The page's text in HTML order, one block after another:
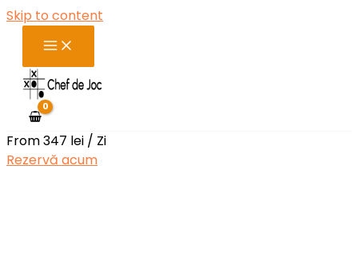
Skip to content
From347 lei / Zi
Rezervă acum